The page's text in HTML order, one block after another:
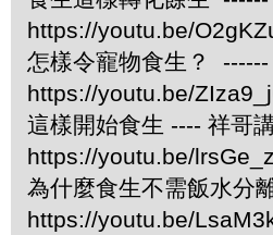
https://youtu.be/
怎樣令寵物食生？
https://youtu.be/
這樣開始食生 ---- 祥哥
https://youtu.be/
為什麼食生不需飯水分
https://youtu.be/